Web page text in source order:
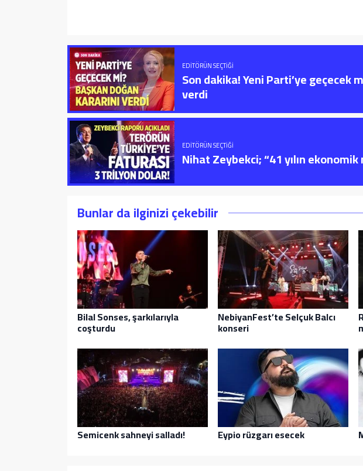
EDITÖRÜN SEÇTIĞI
Son dakika! Yeni Parti’ye geçecek
verdi
EDITÖRÜN SEÇTIĞI
Nihat Zeybekci; “41 yılın
Bunlar da ilginizi çekebilir
Bilal Sonses, şarkılarıyla
coşturdu
NebiyanFest’te Selçuk Balcı
konseri
Semicenk sahneyi salladı! Eypio rüzgarı esecek